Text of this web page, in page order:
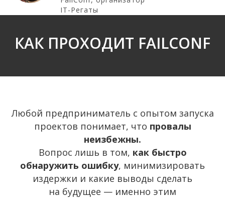
IT-Регаты
КАК ПРОХОДИТ FAILCONF
Любой предприниматель с опытом запуска
проектов понимает, что провалы
неизбежны.
Вопрос лишь в том, как быстро
обнаружить ошибку, минимизировать
издержки и какие выводы сделать
на будущее — именно этим